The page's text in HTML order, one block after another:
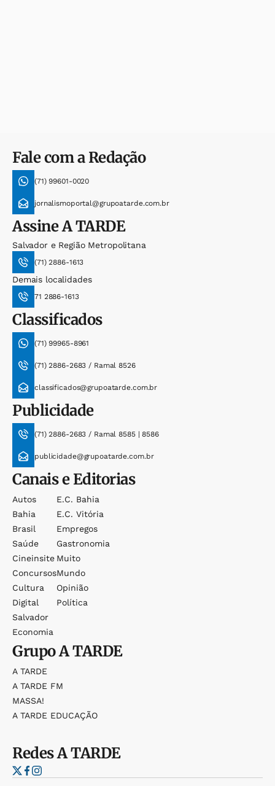
Fale com a Redação
(71) 99601-0020
jornalismoportal@grupoatarde.com.br
AssineA TARDE
Salvador e Região Metropolitana
(71) 2886-1613
Demais localidades
71 2886-1613
Classificados
(71) 99965-8961
(71) 2886-2683 / Ramal 8526
classificados@grupoatarde.com.br
Publicidade
(71) 2886-2683 / Ramal 8585 | 8586
publicidade@grupoatarde.com.br
Canais e Editorias
Autos
Bahia
Brasil
Saúde
Cineinsite
Concursos
Cultura
Digital
Salvador
Economia
E.c. Bahia
E.c. Vitória
Empregos
Gastronomia
Muito
Mundo
Opinião
Política
GrupoA TARDE
A TARDE
A TARDE FM
MASSA!
A TARDE EDUCAÇÃO
RedesA TARDE